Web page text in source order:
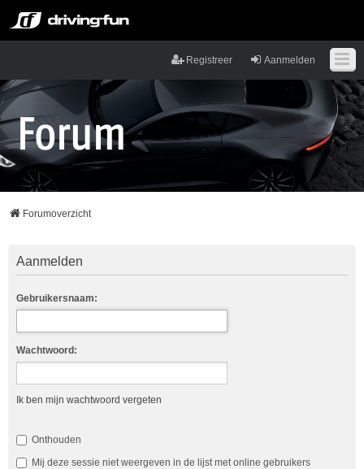
Aanmelden
Registreer
Forumoverzicht
Aanmelden
Gebruikersnaam:
Wachtwoord:
Ik ben mijn wachtwoord vergeten
Onthouden
Mij deze sessie niet weergeven in de lijst met online gebruikers